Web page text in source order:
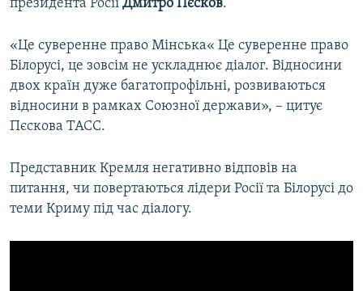
президента Росії Дмитро Пєсков.
«Це суверенне право Мінська« Це суверенне право
Білорусі, це зовсім не ускладнює діалог. Відносини
двох країн дуже багатопрофільні, розвиваються
відносини в рамках Союзної держави», – цитує
Пєскова ТАСС.
Представник Кремля негативно відповів на
питання, чи повертаються лідери Росії та Білорусі до
теми Криму під час діалогу.